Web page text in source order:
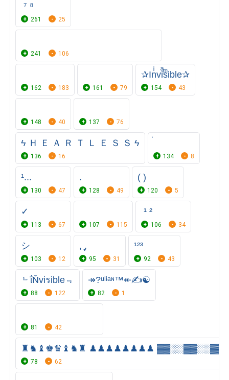
ㅤ ⁷ ⁸
261 25
241 106
162 183 161 79
✰Inͥviͣsͫible✰
154 43
148 40 137 76
ϟ Ｈ Ｅ Ａ Ｒ Ｔ Ｌ Ｅ Ｓ Ｓ ϟ
136 16 134 8
¹...
130 47
ㅤㅤㅤㅤㅤㅤㅤㅤㅤㅤㅤㅤㅤㅤㅤ.
128 49
(ㅤ )
120 5
ㅤㅤㅤㅤㅤㅤㅤㅤㅤㅤㅤㅤㅤ✓
113 67 107 115
ㅤㅤㅤㅤㅤㅤㅤㅤ ¹ ²
106 34
シ︎
103 12
ㅤ, ͔͔͔, ㅤ
95 31
¹²³
92 43
﹄ΐŇviรible﹃
88 122
↠?ᵘˡᶤᵃᶰ™↞✍☯
82 1
81 42
♜♞♝♚♛♝♞♜ ♟♟♟♟♟♟♟♟
78 62